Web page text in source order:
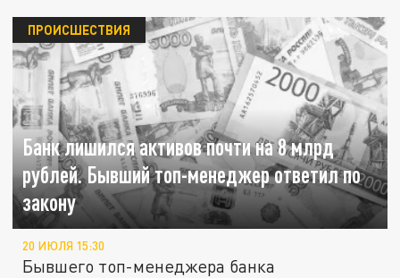
Банк лишился активов почти на 8 млрд
рублей. Бывший топ-менеджер ответил по
закону
ПРОИСШЕСТВИЯ
20 ИЮЛЯ 15:30
Бывшего топ-менеджера банка